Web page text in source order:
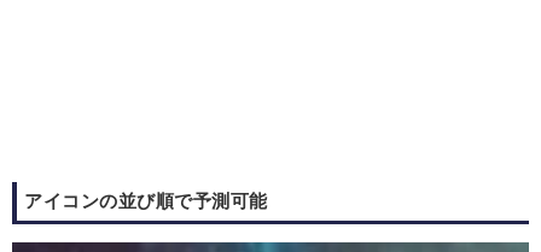
アイコンの並び順で予測可能